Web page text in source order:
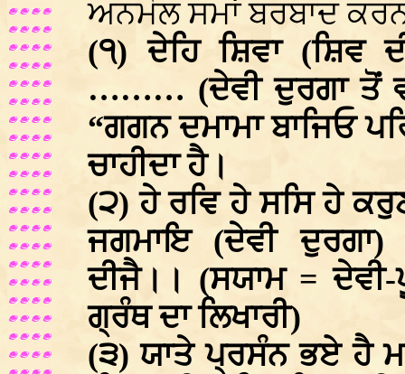
ਅਨਮੋਲ ਸਮਾਂ ਬਰਬਾਦ
(੧) ਦੇਹਿ ਸ਼ਿਵਾ (ਸ਼ਿਵ
……… (ਦੇਵੀ ਦੁਰਗਾ ਤੋਂ
“ਗਗਨ ਦਮਾਮਾ ਬਾਜਿਓ
ਚਾਹੀਦਾ ਹੈ।
(੨) ਹੇ ਰਵਿ ਹੇ ਸਸਿ ਹੇ
ਜਗਮਾਇ (ਦੇਵੀ
ਦੀਜੈ।। (ਸਯਾਮ =
ਗ੍ਰੰਥ ਦਾ ਲਿਖਾਰੀ)
(੩) ਯਾਤੇ ਪ੍ਰਸੰਨ ਭਏ ਹੈ